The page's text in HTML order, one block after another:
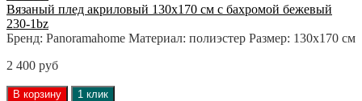
Вязаный плед акриловый 130х170 см с бахромой бежевый
230-1bz
Бренд: Panoramahome Материал: полиэстер Размер: 130х170 см
2 400 руб
В корзину 1 клик